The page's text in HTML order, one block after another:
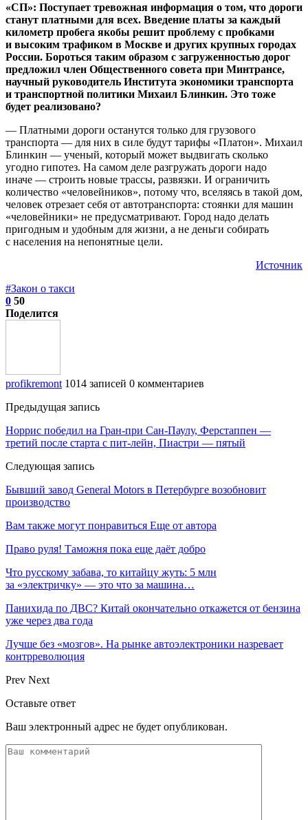
«СП»: Поступает тревожная информация о том, что дороги
станут платными для всех. Введение платы за каждый
километр пробега якобы решит проблему с пробками
и высоким трафиком в Москве и других крупных городах
России. Бороться таким образом с загруженностью дорог
предложил член Общественного совета при Минтрансе,
научный руководитель Института экономики транспорта
и транспортной политики Михаил Блинкин. Это тоже
будет реализовано?
— Платными дороги останутся только для грузового
транспорта — для них в силе будут тарифы «Платон». Михаил
Блинкин — ученый, который может выдвигать сколько
угодно гипотез. На самом деле разгружать дороги надо
иначе — строить новые трассы, развязки. И ограничить
количество «человейников», потому что, вселяясь в такой дом,
человек отрезает себя от автотранспорта: стоянки для машин
«человейники» не предусматривают. Город надо делать
пригодным и удобным для жизни, а не деньги собирать
с населения на непонятные цели.
Источник
#Закон о такси
0 50
Поделится
profikremont 1014 записей 0 комментариев
Предыдущая запись
Норрис победил на Гран‑при Сан‑Паулу, Ферстаппен —
третий после старта с пит‑лейн, Пиастри — пятый
Следующая запись
Бывший завод General Motors в Петербурге возобновит
производство
Вам также могут понравиться Еще от автора
Право руля! Таможня пока еще даёт добро
Что русскому забава, то китайцу жуть: 5 млн
за «электричку» — это что за машина…
Панихида по ДВС? Китай окончательно откажется от бензина
уже через два года
Лучше без «мозгов». На рынке автоэлектроники назревает
контрреволюция
Prev Next
Оставьте ответ
Ваш электронный адрес не будет опубликован.